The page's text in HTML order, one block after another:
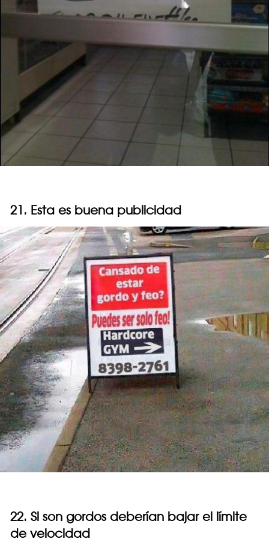
21. Esta es buena publicidad
22. Si son gordos deberían bajar el límite
de velocidad